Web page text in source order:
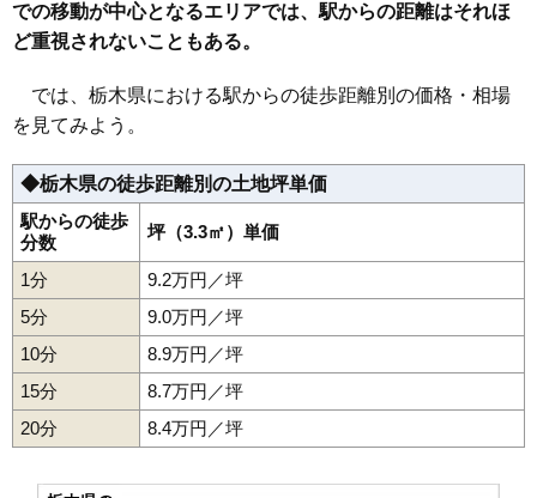
24 塩谷町 3.0万円 209万円 -12.9%
25 那須町 0.8万円
での移動が中心となるエリアでは、駅からの距離はそれほ
ど重視されないこともある。
では、栃木県における駅からの徒歩距離別の価格・相場
を見てみよう。
◆栃木県の徒歩距離別の土地坪単価
駅からの徒歩
分数
坪（3.3㎡）単価
1分
9.2万円／坪
5分
9.0万円／坪
10分
8.9万円／坪
15分
8.7万円／坪
20分
8.4万円／坪